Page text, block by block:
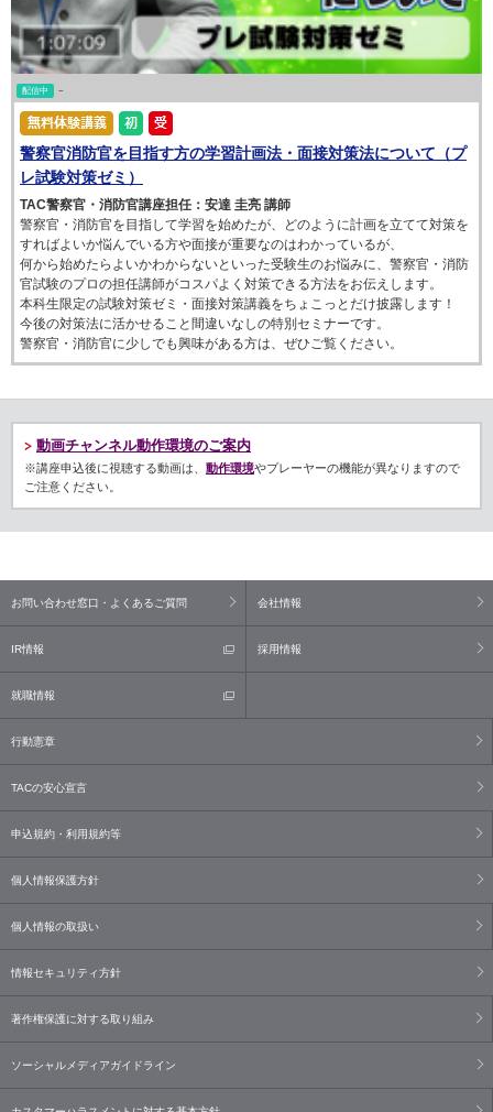
配信中 ~
警察官消防官を目指す方の学習計画法・面接対策法について（プ
レ試験対策ゼミ）
TAC警察官・消防官講座担任：安達 圭亮 講師
警察官・消防官を目指して学習を始めたが、どのように計画を立てて対策を
すればよいか悩んでいる方や面接が重要なのはわかっているが、
何から始めたらよいかわからないといった受験生のお悩みに、警察官・消防
官試験のプロの担任講師がコスパよく対策できる方法をお伝えします。
本科生限定の試験対策ゼミ・面接対策講義をちょこっとだけ披露します！
今後の対策法に活かせること間違いなしの特別セミナーです。
警察官・消防官に少しでも興味がある方は、ぜひご覧ください。
動画チャンネル動作環境のご案内
※講座申込後に視聴する動画は、 動作環境やプレーヤーの機能が異なりますので
ご注意ください。
お問い合わせ窓口・よくあるご質問 会社情報
IR情報 採用情報
就職情報
行動憲章
TACの安心宣言
申込規約・利用規約等
個人情報保護方針
個人情報の取扱い
情報セキュリティ方針
著作権保護に対する取り組み
ソーシャルメディアガイドライン